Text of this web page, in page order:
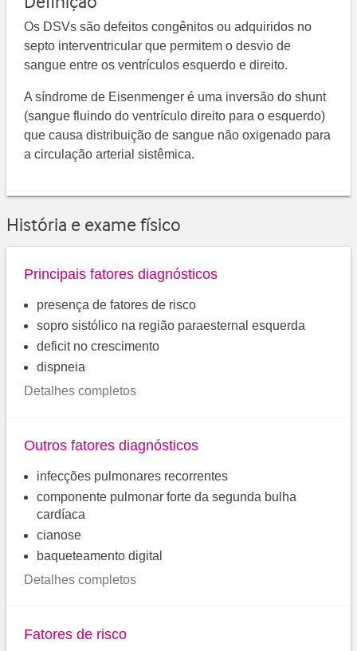
Os DSVs são defeitos congênitos ou adquiridos no
septo interventricular que permitem o desvio de
sangue entre os ventrículos esquerdo e direito.
A síndrome de Eisenmenger é uma inversão do shunt
(sangue fluindo do ventrículo direito para o esquerdo)
que causa distribuição de sangue não oxigenado para
a circulação arterial sistêmica.
História e exame físico
Principais fatores diagnósticos
presença de fatores de risco
sopro sistólico na região paraesternal esquerda
deficit no crescimento
dispneia
Detalhes completos
Outros fatores diagnósticos
infecções pulmonares recorrentes
componente pulmonar forte da segunda bulha
cardíaca
cianose
baqueteamento digital
Detalhes completos
Fatores de risco